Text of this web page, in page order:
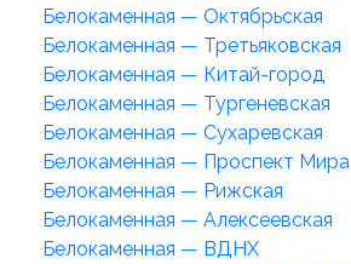
Белокаменная — Октябрьская
Белокаменная — Третьяковская
Белокаменная — Китай-город
Белокаменная — Тургеневская
Белокаменная — Сухаревская
Белокаменная — Проспект Мира
Белокаменная — Рижская
Белокаменная — Алексеевская
Белокаменная — ВДНХ